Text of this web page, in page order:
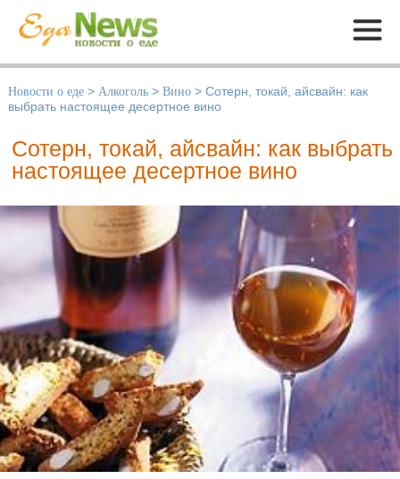
Меню
Новости о еде > Алкоголь > Вино > Сотерн, токай, айсвайн: как
выбрать настоящее десертное вино
Сотерн, токай, айсвайн: как выбрать
настоящее десертное вино